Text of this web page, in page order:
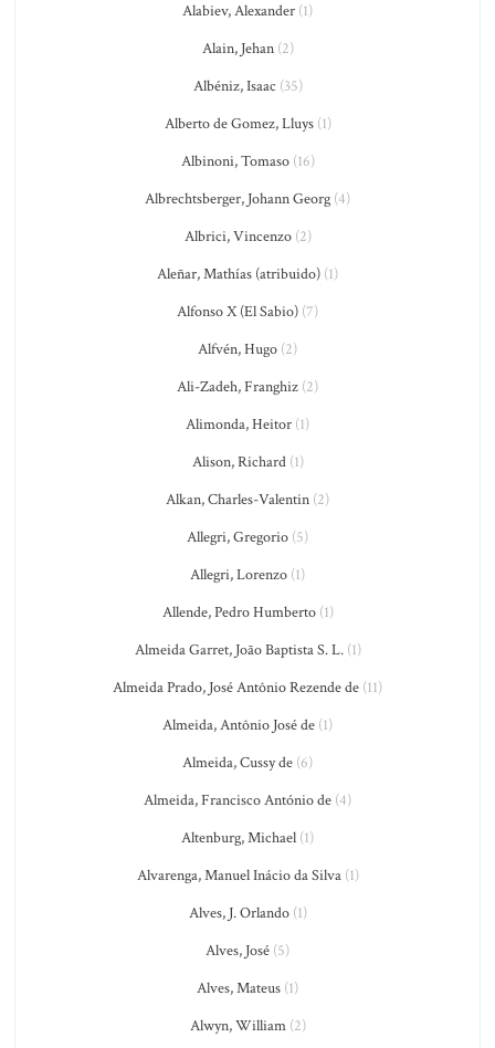
Alabiev, Alexander (1)
Alain, Jehan(2)
Albéniz, Isaac (35)
Alberto de Gomez, Lluys(1)
Albinoni, Tomaso(16)
Albrechtsberger, Johann Georg (4)
Albrici, Vincenzo(2)
Aleñar, Mathías (atribuido) (1)
Alfonso X (El Sabio) (7)
Alfvén, Hugo (2)
Ali-Zadeh, Franghiz (2)
Alimonda, Heitor (1)
Alison, Richard(1)
Alkan, Charles-Valentin (2)
Allegri, Gregorio (5)
Allegri, Lorenzo (1)
Allende, Pedro Humberto(1)
Almeida Garret, João Baptista S. L.(1)
Almeida Prado, José Antônio Rezende de (11)
Almeida, Antônio José de (1)
Almeida, Cussy de (6)
Almeida, Francisco António de (4)
Altenburg, Michael (1)
Alvarenga, Manuel Inácio da Silva(1)
Alves, J. Orlando(1)
Alves, José (5)
Alves, Mateus (1)
Alwyn, William(2)